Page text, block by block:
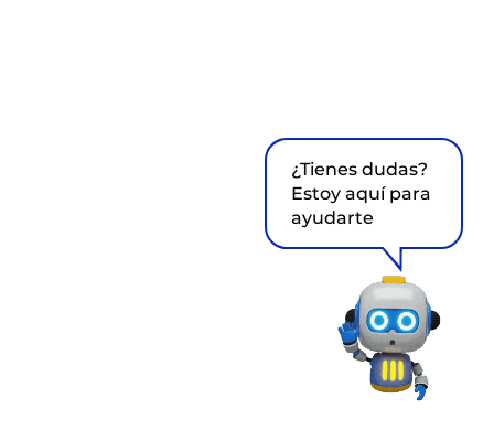
¿Tienes dudas?
Estoy aquí para
ayudarte